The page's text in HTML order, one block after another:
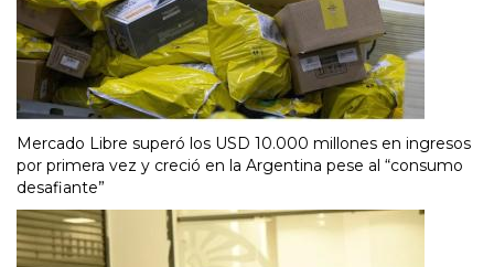
Mercado Libre superó los USD 10.000 millones en ingresos
por primera vez y creció en la Argentina pese al “consumo
desafiante”